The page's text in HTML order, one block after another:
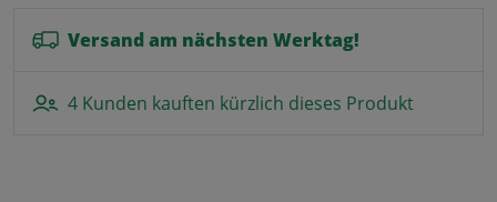
Versand am nächsten Werktag!
4 Kunden kauften kürzlich dieses Produkt